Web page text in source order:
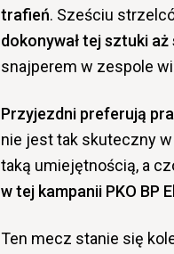
trafień. Sześciu
dokonywał tej sztuki
snajperem w zespole
Przyjezdni preferują
nie jest tak skuteczny w
taką umiejętnością, a
w tej kampanii PKO BP
Ten mecz stanie się